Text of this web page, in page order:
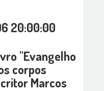
20:00:00
"Evangelho
corpos
Marcos